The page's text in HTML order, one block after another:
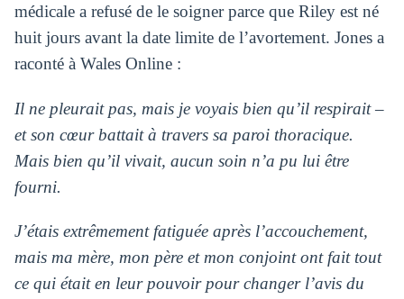
médicale a refusé de le soigner parce que Riley est né
huit jours avant la date limite de l’avortement. Jones a
raconté à Wales Online :
Il ne pleurait pas, mais je voyais bien qu’il respirait –
et son cœur battait à travers sa paroi thoracique.
Mais bien qu’il vivait, aucun soin n’a pu lui être
fourni.
J’étais extrêmement fatiguée après l’accouchement,
mais ma mère, mon père et mon conjoint ont fait tout
ce qui était en leur pouvoir pour changer l’avis du